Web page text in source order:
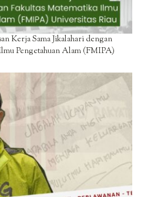
Kerja Sama Jikalahari dengan
Pengetahuan Alam (FMIPA)